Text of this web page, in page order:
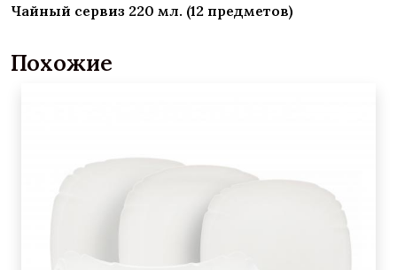
Чайный сервиз 220 мл. (12 предметов)
Похожие